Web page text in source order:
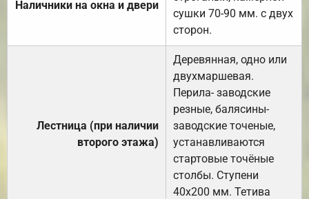
Наличники на окна и двери
сушки 70-90 мм. с двух
сторон.
Лестница (при наличии
второго этажа)
Деревянная, одно или
двухмаршевая.
Перила- заводские
резные, балясины-
заводские точеные,
устанавливаются
стартовые точёные
столбы. Ступени
40х200 мм. Тетива